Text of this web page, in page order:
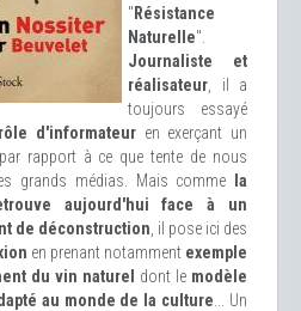
" Résistance
Naturelle".
Journaliste et
réalisateur , il a
toujours essayé
d'informateuren exerçant un
rapport à ce que tente de nous
grands médias. Mais comme
la
aujourd'hui face à un
de déconstruction , il pose ici des
en prenant notamment exemple
du vin naturel
dont le modèle
au monde de la culture ... Un